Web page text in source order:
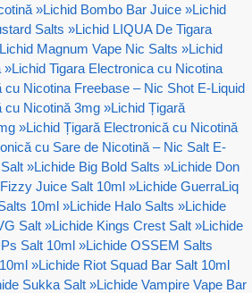
»Lichid Bombo Bar Juice »Lichid
Salts »Lichid LIQUA De Tigara
Lichid Magnum Vape Nic Salts »Lichid
»Lichid Tigara Electronica cu Nicotina
cu Nicotina Freebase – Nic Shot E-Liquid
cu Nicotină 3mg »Lichid Țigară
»Lichid Țigară Electronică cu Nicotină
cu Sare de Nicotină – Nic Salt E-
»Lichide Big Bold Salts »Lichide Don
Juice Salt 10ml »Lichide GuerraLiq
10ml »Lichide Halo Salts »Lichide
Salt »Lichide Kings Crest Salt »Lichide
Salt 10ml »Lichide OSSEM Salts
»Lichide Riot Squad Bar Salt 10ml
Sukka Salt »Lichide Vampire Vape Bar